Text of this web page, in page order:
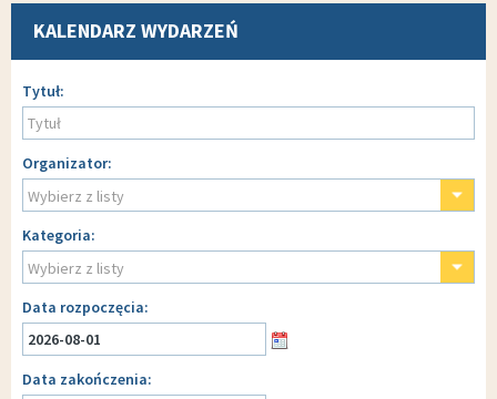
KALENDARZ WYDARZEŃ
Wyszukiwarka
Tytuł
Organizator
Wybierz z listy
Kategoria
Wybierz z listy
Data rozpoczęcia
Data zakończenia